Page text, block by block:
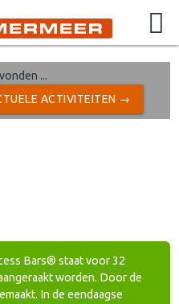
...
ACTIVITEITEN →
Bars® staat voor 32
worden. Door de
In de eendaagse